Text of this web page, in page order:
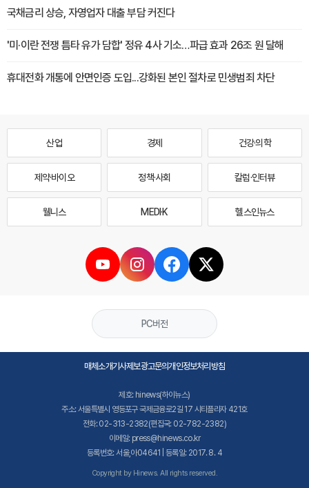
국채금리 상승, 자영업자 대출 부담 커진다
'미·이란 전쟁 틈타 유가 담합' 정유 4사 기소…파급 효과 26조 원 달해
휴대전화 개통에 안면인증 도입...강화된 본인 절차로 민생범죄 차단
산업 경제 건강·의학
제약·바이오 정책·사회 칼럼·인터뷰
웰니스 MEDI·K 헬스인뉴스
PC버전
매체소개기사제보광고문의개인정보처리방침
제호: hinews(하이뉴스)
주소: 서울특별시 영등포구 국제금융로2길 17 시티플라자 421호
전화: 02-313-2382(편집국: 02-782-2382)
이메일: press@hinews.co.kr
등록번호: 서울,아04641 | 등록일: 2017. 8. 4
Copyright by Hinews. All rights reserved.